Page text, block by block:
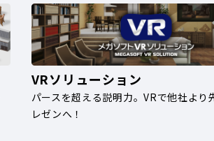
VRソリューション
パースを超える説明力。VRで他社より
レゼンへ！